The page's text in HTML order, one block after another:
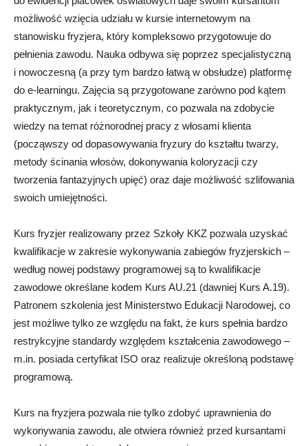
możliwość wzięcia udziału w kursie internetowym na
stanowisku fryzjera, który kompleksowo przygotowuje do
pełnienia zawodu. Nauka odbywa się poprzez specjalistyczną
i nowoczesną (a przy tym bardzo łatwą w obsłudze) platformę
do e-learningu. Zajęcia są przygotowane zarówno pod kątem
praktycznym, jak i teoretycznym, co pozwala na zdobycie
wiedzy na temat różnorodnej pracy z włosami klienta
(począwszy od dopasowywania fryzury do kształtu twarzy,
metody ścinania włosów, dokonywania koloryzacji czy
tworzenia fantazyjnych upięć) oraz daje możliwość szlifowania
swoich umiejętności.
Kurs fryzjer realizowany przez Szkoły KKZ pozwala uzyskać
kwalifikacje w zakresie wykonywania zabiegów fryzjerskich –
według nowej podstawy programowej są to kwalifikacje
zawodowe określane kodem Kurs AU.21 (dawniej Kurs A.19).
Patronem szkolenia jest Ministerstwo Edukacji Narodowej, co
jest możliwe tylko ze względu na fakt, że kurs spełnia bardzo
restrykcyjne standardy względem kształcenia zawodowego –
m.in. posiada certyfikat ISO oraz realizuje określoną podstawę
programową.
Kurs na fryzjera pozwala nie tylko zdobyć uprawnienia do
wykonywania zawodu, ale otwiera również przed kursantami